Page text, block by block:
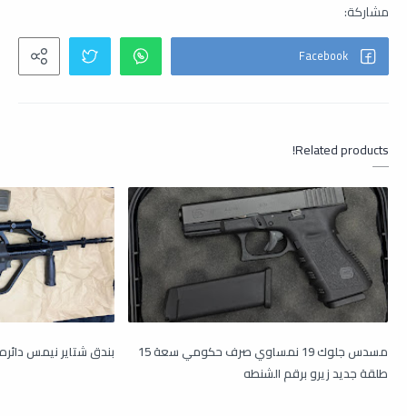
Related products!
مسدس جلوك 19 نمساوي صرف حكومي سعة 15
طلقة جديد زيرو برقم الشنطه
بندق شتاير نيمس